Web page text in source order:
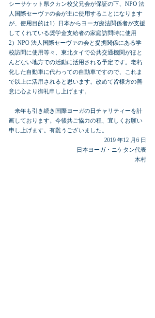
シーサケット県クカン校父兄会が保証の下、NPO 法
人国際セーヴァの会が主に使用することになります
が、使用目的は1）日本からヨーガ療法関係者が支援
してくれている奨学金支給者の家庭訪問時に使用
2）NPO 法人国際セーヴァの会と提携関係にある学
校訪問に使用等々、東北タイで公共交通機関がほと
んどない地方での活動に活用される予定です。老朽
化した自動車に代わっての自動車ですので、これま
で以上に活用されると思います。改めて皆様方の善
意に心より御礼申し上げます。
来年も引き続き国際ヨーガの日チャリティーを計
画しております。今後共ご協力の程、宜しくお願い
申し上げます。有難うございました。
2019 年12 月6 日
日本ヨーガ・ニケタン代表
木村